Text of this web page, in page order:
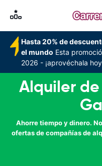
Hasta 20% de
el mundo Esta
2026 - ¡aprovéchala
Alquiler
Ahorre tiempo y dinero.
ofertas de compañías de